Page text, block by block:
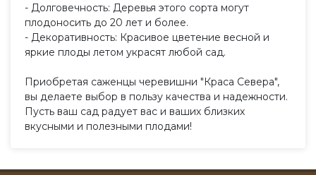
- Долговечность: Деревья этого сорта могут
плодоносить до 20 лет и более.
- Декоративность: Красивое цветение весной и
яркие плоды летом украсят любой сад.
Приобретая саженцы черевишни "Краса Севера",
вы делаете выбор в пользу качества и надежности.
Пусть ваш сад радует вас и ваших близких
вкусными и полезными плодами!